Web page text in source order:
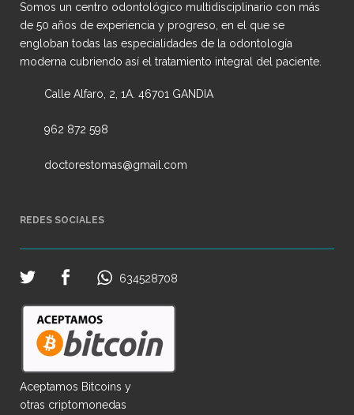
Somos un centro odontológico multidisciplinario con más
de 50 años de experiencia y progreso, en el que se
engloban todas las especialidades de la odontología
moderna cubriendo así el tratamiento integral del paciente.
Calle Alfaro, 2, 1A. 46701 GANDIA
962 872 598
doctorestomas@gmail.com
REDES SOCIALES
634528708
Aceptamos Bitcoins y
otras criptomonedas